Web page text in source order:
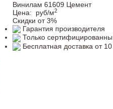
Винилам 61609 Цемент
Цена:
руб/м2
Скидки от 3%
Гарантия производителя
Только
Бесплатная доставка от